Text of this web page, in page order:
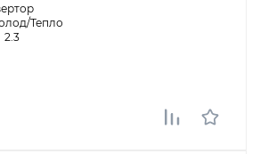
Тепло
2.3